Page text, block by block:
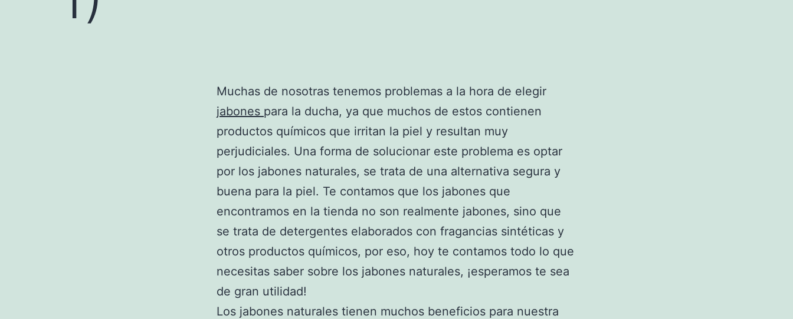
Muchas de nosotras tenemos problemas a la hora de elegir
jabones para la ducha, ya que muchos de estos contienen
productos químicos que irritan la piel y resultan muy
perjudiciales. Una forma de solucionar este problema es optar
por los jabones naturales, se trata de una alternativa segura y
buena para la piel. Te contamos que los jabones que
encontramos en la tienda no son realmente jabones, sino que
se trata de detergentes elaborados con fragancias sintéticas y
otros productos químicos, por eso, hoy te contamos todo lo que
necesitas saber sobre los jabones naturales, ¡esperamos te sea
de gran utilidad!
Los jabones naturales tienen muchos beneficios para nuestra